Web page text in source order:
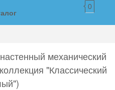
0
механический
"Классический